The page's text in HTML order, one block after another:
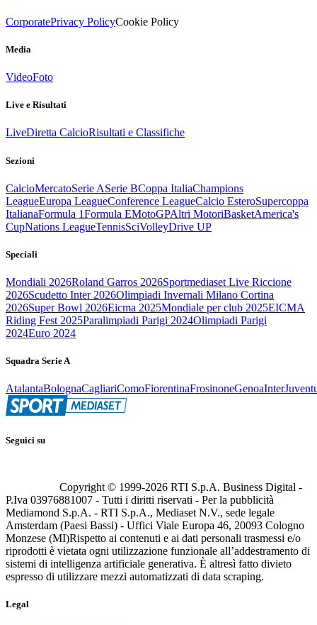
CorporatePrivacy PolicyCookie Policy
Media
VideoFoto
Live e Risultati
LiveDiretta CalcioRisultati e Classifiche
Sezioni
CalcioMercatoSerie ASerie BCoppa ItaliaChampions
LeagueEuropa LeagueConference LeagueCalcio EsteroSupercoppa
ItalianaFormula 1Formula EMotoGPAltri MotoriBasketAmerica's
CupNations LeagueTennisSciVolleyDrive UP
Speciali
Mondiali 2026Roland Garros 2026Sportmediaset Live Riccione
2026Scudetto Inter 2026Olimpiadi Invernali Milano Cortina
2026Super Bowl 2026Eicma 2025Mondiale per club 2025EICMA
Riding Fest 2025Paralimpiadi Parigi 2024Olimpiadi Parigi
2024Euro 2024
Squadra Serie A
AtalantaBolognaCagliariComoFiorentinaFrosinoneGenoaInter
Seguici su
Copyright © 1999-2026 RTI S.p.A. Business Digital -
P.Iva 03976881007 - Tutti i diritti riservati - Per la pubblicità
Mediamond S.p.A. - RTI S.p.A., Mediaset N.V., sede legale
Amsterdam (Paesi Bassi) - Uffici Viale Europa 46, 20093 Cologno
Monzese (MI)Rispetto ai contenuti e ai dati personali trasmessi e/o
riprodotti è vietata ogni utilizzazione funzionale all’addestramento di
sistemi di intelligenza artificiale generativa. È altresì fatto divieto
espresso di utilizzare mezzi automatizzati di data scraping.
Legal